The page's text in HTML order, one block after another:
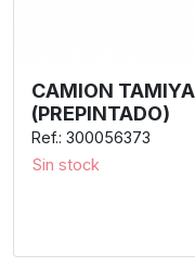
CAMION
(PREPINTADO)
Ref.: 300056373
Sin stock